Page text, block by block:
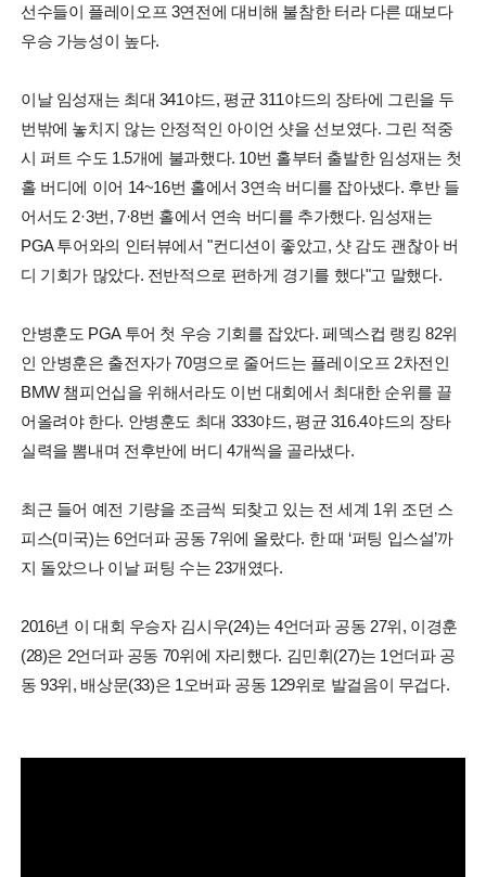
선수들이 플레이오프 3연전에 대비해 불참한 터라 다른 때보다
우승 가능성이 높다.
이날 임성재는 최대 341야드, 평균 311야드의 장타에 그린을 두
번밖에 놓치지 않는 안정적인 아이언 샷을 선보였다. 그린 적중
시 퍼트 수도 1.5개에 불과했다. 10번 홀부터 출발한 임성재는 첫
홀 버디에 이어 14~16번 홀에서 3연속 버디를 잡아냈다. 후반 들
어서도 2·3번, 7·8번 홀에서 연속 버디를 추가했다. 임성재는
PGA 투어와의 인터뷰에서 "컨디션이 좋았고, 샷 감도 괜찮아 버
디 기회가 많았다. 전반적으로 편하게 경기를 했다"고 말했다.
안병훈도 PGA 투어 첫 우승 기회를 잡았다. 페덱스컵 랭킹 82위
인 안병훈은 출전자가 70명으로 줄어드는 플레이오프 2차전인
BMW 챔피언십을 위해서라도 이번 대회에서 최대한 순위를 끌
어올려야 한다. 안병훈도 최대 333야드, 평균 316.4야드의 장타
실력을 뽐내며 전후반에 버디 4개씩을 골라냈다.
최근 들어 예전 기량을 조금씩 되찾고 있는 전 세계 1위 조던 스
피스(미국)는 6언더파 공동 7위에 올랐다. 한 때 ‘퍼팅 입스설’까
지 돌았으나 이날 퍼팅 수는 23개였다.
2016년 이 대회 우승자 김시우(24)는 4언더파 공동 27위, 이경훈
(28)은 2언더파 공동 70위에 자리했다. 김민휘(27)는 1언더파 공
동 93위, 배상문(33)은 1오버파 공동 129위로 발걸음이 무겁다.